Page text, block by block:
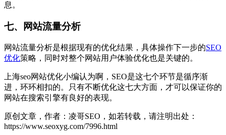
息。
七、网站流量分析
网站流量分析是根据现有的优化结果，具体操作下一步的SEO
优化策略，同时对整个网站用户体验优化也是关键的。
上海seo网站优化小编认为啊，SEO是这七个环节是循序渐
进，环环相扣的。只有不断优化这七大方面，才可以保证你的
网站在搜索引擎有良好的表现。
原创文章，作者：凌哥SEO，如若转载，请注明出处：
https://www.seoxyg.com/7996.html